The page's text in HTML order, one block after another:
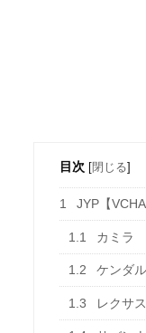
目次 [閉じる]
1 JYP【
1.1 カミラ
1.2 ケンダル
1.3 レクサス